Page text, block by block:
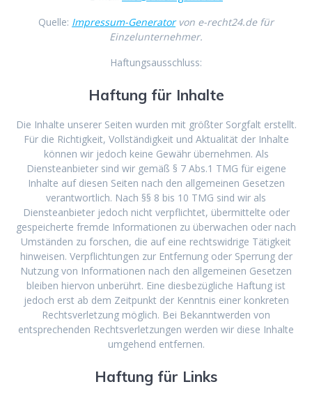
Quelle: Impressum-Generatorvon e-recht24.de für
Einzelunternehmer.
Haftungsausschluss:
Haftung für Inhalte
Die Inhalte unserer Seiten wurden mit größter Sorgfalt erstellt.
Für die Richtigkeit, Vollständigkeit und Aktualität der Inhalte
können wir jedoch keine Gewähr übernehmen. Als
Diensteanbieter sind wir gemäß § 7 Abs.1 TMG für eigene
Inhalte auf diesen Seiten nach den allgemeinen Gesetzen
verantwortlich. Nach §§ 8 bis 10 TMG sind wir als
Diensteanbieter jedoch nicht verpflichtet, übermittelte oder
gespeicherte fremde Informationen zu überwachen oder nach
Umständen zu forschen, die auf eine rechtswidrige Tätigkeit
hinweisen. Verpflichtungen zur Entfernung oder Sperrung der
Nutzung von Informationen nach den allgemeinen Gesetzen
bleiben hiervon unberührt. Eine diesbezügliche Haftung ist
jedoch erst ab dem Zeitpunkt der Kenntnis einer konkreten
Rechtsverletzung möglich. Bei Bekanntwerden von
entsprechenden Rechtsverletzungen werden wir diese Inhalte
umgehend entfernen.
Haftung für Links